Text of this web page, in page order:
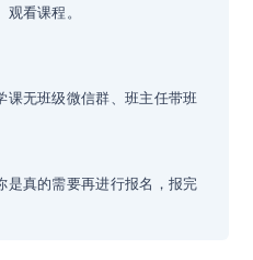
看课程。
课无班级微信群、班主任带班
是真的需要再进行报名，报完